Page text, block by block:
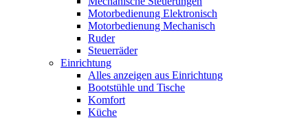
Motorbedienung Elektronisch
Motorbedienung Mechanisch
Ruder
Steuerräder
Einrichtung
Alles anzeigen aus Einrichtung
Bootstühle und Tische
Komfort
Küche